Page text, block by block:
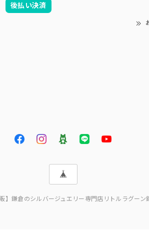
後払い決済
】鎌倉のシルバージュエリー専門店リトルラグーン